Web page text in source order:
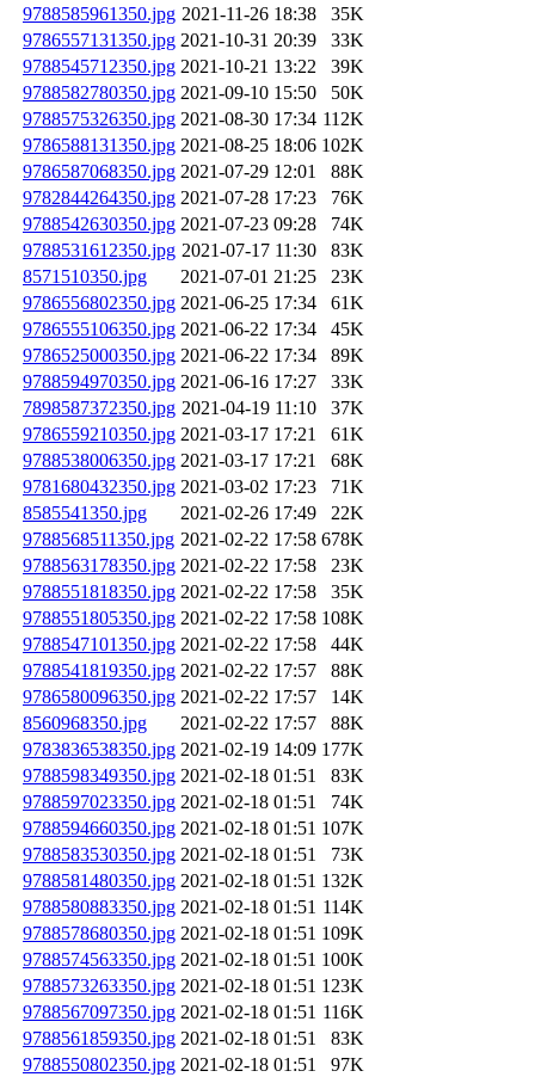
9788585961350.jpg 2021-11-26 18:38
35K
9786557131350.jpg 2021-10-31 20:39
33K
9788545712350.jpg 2021-10-21 13:22
39K
9788582780350.jpg 2021-09-10 15:50
50K
9788575326350.jpg 2021-08-30 17:34 112K
9786588131350.jpg 2021-08-25 18:06 102K
9786587068350.jpg 2021-07-29 12:01
88K
9782844264350.jpg 2021-07-28 17:23
76K
9788542630350.jpg 2021-07-23 09:28
74K
9788531612350.jpg 2021-07-17 11:30
83K
8571510350.jpg
2021-07-01 21:25
23K
9786556802350.jpg 2021-06-25 17:34
61K
9786555106350.jpg 2021-06-22 17:34
45K
9786525000350.jpg 2021-06-22 17:34
89K
9788594970350.jpg 2021-06-16 17:27
33K
7898587372350.jpg 2021-04-19 11:10
37K
9786559210350.jpg 2021-03-17 17:21
61K
9788538006350.jpg 2021-03-17 17:21
68K
9781680432350.jpg 2021-03-02 17:23
71K
8585541350.jpg
2021-02-26 17:49
22K
9788568511350.jpg 2021-02-22 17:58 678K
9788563178350.jpg 2021-02-22 17:58
23K
9788551818350.jpg 2021-02-22 17:58
35K
9788551805350.jpg 2021-02-22 17:58 108K
9788547101350.jpg 2021-02-22 17:58
44K
9788541819350.jpg 2021-02-22 17:57
88K
9786580096350.jpg 2021-02-22 17:57
14K
8560968350.jpg
2021-02-22 17:57
88K
9783836538350.jpg 2021-02-19 14:09 177K
9788598349350.jpg 2021-02-18 01:51
83K
9788597023350.jpg 2021-02-18 01:51
74K
9788594660350.jpg 2021-02-18 01:51 107K
9788583530350.jpg 2021-02-18 01:51
73K
9788581480350.jpg 2021-02-18 01:51 132K
9788580883350.jpg 2021-02-18 01:51 114K
9788578680350.jpg 2021-02-18 01:51 109K
9788574563350.jpg 2021-02-18 01:51 100K
9788573263350.jpg 2021-02-18 01:51 123K
9788567097350.jpg 2021-02-18 01:51 116K
9788561859350.jpg 2021-02-18 01:51
83K
9788550802350.jpg 2021-02-18 01:51
97K